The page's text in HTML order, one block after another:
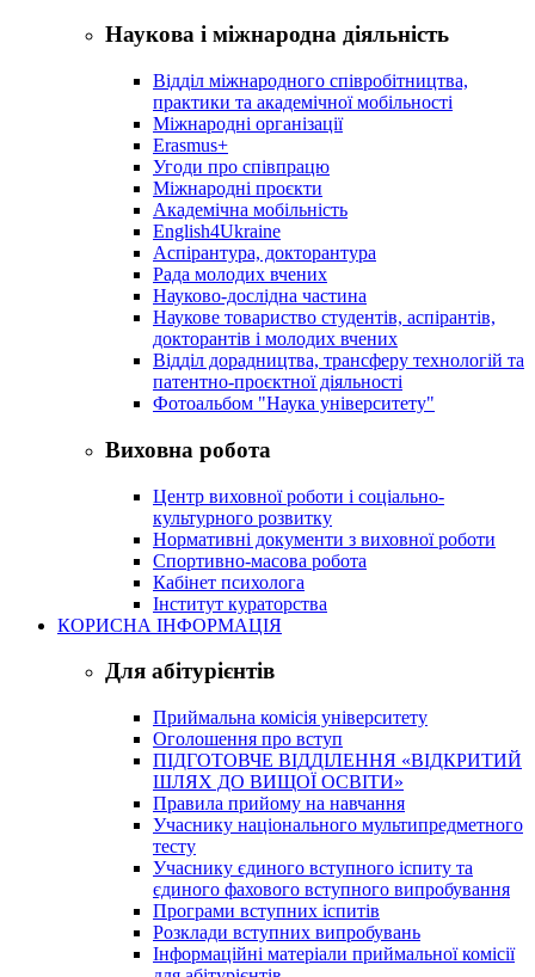
Наукова і міжнародна діяльність
Відділ міжнародного співробітництва,
практики та академічної мобільності
Міжнародні організації
Erasmus+
Угоди про співпрацю
Міжнародні проєкти
Академічна мобільність
English4Ukraine
Аспірантура, докторантура
Рада молодих вчених
Науково-дослідна частина
Наукове товариство студентів, аспірантів,
докторантів і молодих вчених
Відділ дорадництва, трансферу технологій та
патентно-проєктної діяльності
Фотоальбом "Наука університету"
Виховна робота
Центр виховної роботи і соціально-
культурного розвитку
Нормативні документи з виховної роботи
Спортивно-масова робота
Кабінет психолога
Інститут кураторства
КОРИСНА ІНФОРМАЦІЯ
Для абітурієнтів
Приймальна комісія університету
Оголошення про вступ
ПІДГОТОВЧЕ ВІДДІЛЕННЯ «ВІДКРИТИЙ
ШЛЯХ ДО ВИЩОЇ ОСВІТИ»
Правила прийому на навчання
Учаснику національного мультипредметного
тесту
Учаснику єдиного вступного іспиту та
єдиного фахового вступного випробування
Програми вступних іспитів
Розклади вступних випробувань
Інформаційні матеріали приймальної комісії